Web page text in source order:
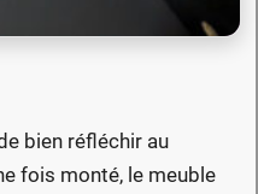
bien réfléchir au
fois monté, le meuble